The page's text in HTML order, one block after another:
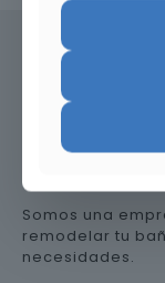
Precio
Somos una
remodelar tu
necesidades.